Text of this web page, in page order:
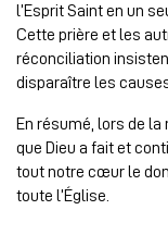
l’Esprit Saint en un
Cette prière et les
réconciliation
disparaître les
En résumé, lors de
que Dieu a fait et
tout notre cœur le
toute l’Église.